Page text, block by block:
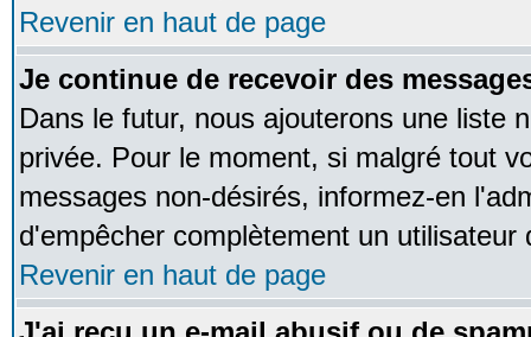
Revenir en haut de page
Je continue de recevoir des
Dans le futur, nous ajouterons une liste
privée. Pour le moment, si malgré tout
messages non-désirés, informez-en
d'empêcher complètement un
Revenir en haut de page